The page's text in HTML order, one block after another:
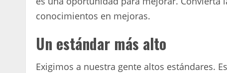
conocimientos en mejoras.
Un estándar más alto
Exigimos a nuestra gente altos estándares.